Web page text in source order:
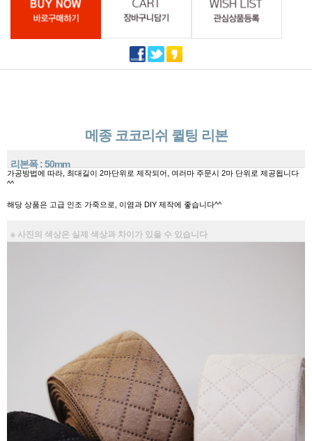
메종 코코리쉬 퀼팅 리본
리본폭 : 50mm
가공방법에 따라, 최대길이 2마단위로 제작되어, 여러마 주문시 2마 단위로 제공됩니다
^^
해당 상품은 고급 인조 가죽으로, 이염과 DIY 제작에 좋습니다^^
※ 사진의 색상은 실제 색상과 차이가 있을 수 있습니다